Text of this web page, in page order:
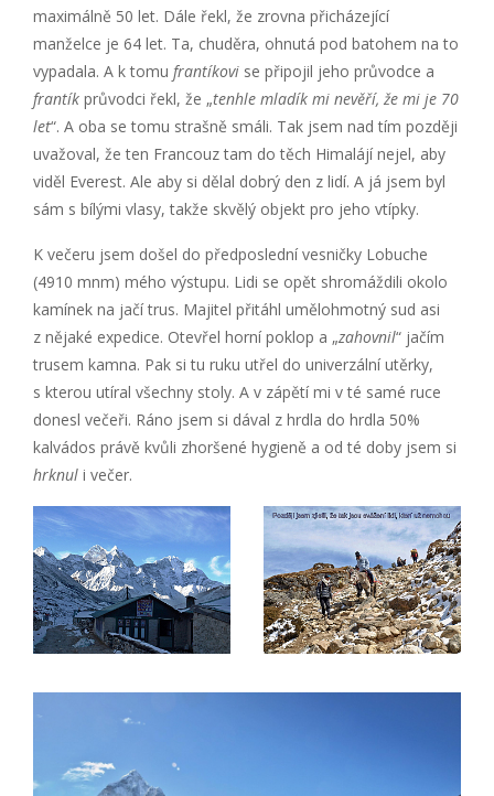
maximálně 50 let. Dále řekl, že zrovna přicházející
manželce je 64 let. Ta, chuděra, ohnutá pod batohem na to
vypadala. A k tomu frantíkovi se připojil jeho průvodce a
frantík průvodci řekl, že „tenhle mladík mi nevěří, že mi je 70
let“. A oba se tomu strašně smáli. Tak jsem nad tím později
uvažoval, že ten Francouz tam do těch Himalájí nejel, aby
viděl Everest. Ale aby si dělal dobrý den z lidí. A já jsem byl
sám s bílými vlasy, takže skvělý objekt pro jeho vtípky.
K večeru jsem došel do předposlední vesničky Lobuche
(4910 mnm) mého výstupu. Lidi se opět shromáždili okolo
kamínek na jačí trus. Majitel přitáhl umělohmotný sud asi
z nějaké expedice. Otevřel horní poklop a „zahovnil“ jačím
trusem kamna. Pak si tu ruku utřel do univerzální utěrky,
s kterou utíral všechny stoly. A v zápětí mi v té samé ruce
donesl večeři. Ráno jsem si dával z hrdla do hrdla 50%
kalvádos právě kvůli zhoršené hygieně a od té doby jsem si
hrknul i večer.